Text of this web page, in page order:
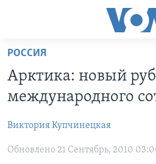
Перейти
основной
контент
навигации
ПРОГРАММЫ
НОВОСТИ ЗА МИНУТУ
ИТОГИ
ПРОЕКТЫ
УЧИМ АНГЛИЙСКИЙ
НАША АМЕРИКАНСКАЯ
ЭКСПЕРТИЗА
ИНТЕРВЬЮ
РОССИЯ
Арктика: новый
международного
Виктория Купчинецкая
Обновлено 21 Сентябрь, 2010